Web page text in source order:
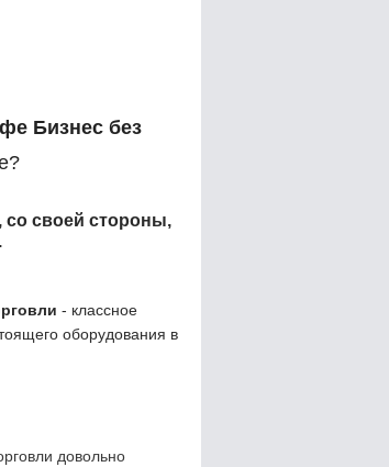
Бизнес без
со своей стороны,
- классное
оборудования в
довольно